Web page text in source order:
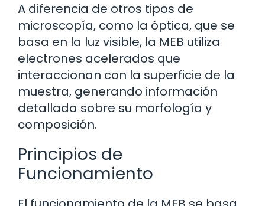
A diferencia de otros tipos de
microscopía, como la óptica, que se
basa en la luz visible, la MEB utiliza
electrones acelerados que
interaccionan con la superficie de la
muestra, generando información
detallada sobre su morfología y
composición.
Principios de
Funcionamiento